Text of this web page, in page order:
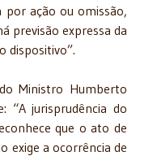
por ação ou omissão,
previsão expressa da
dispositivo”.
Ministro Humberto
“A jurisprudência do
que o ato de
exige a ocorrência de